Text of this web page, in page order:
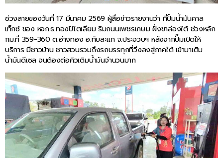
ช่วงสายของวันที่ 17 มีนาคม 2569 ผู้สื่อข่าวรายงานว่า ที่ปั้มน้ำมันคาล
เท็กซ์ ของ หจก.ธ.ทองปิโตเลียม ริมถนนเพชรเกษม ฝั่งขาล่องใต้ ช่วงหลัก
กม.ที่ 359-360 ต.อ่างทอง อ.ทับสะแก จ.ประจวบฯ หลังจากปั๊มเปิดให้
บริการ มีชาวบ้าน ชาวสวนรวมถึงรถบรรทุกที่วิ่งลงสู่ภาคใต้ เข้ามาเติม
น้ำมันดีเซล จนต้องต่อคิวเติมน้ำมันจำนวนมาก